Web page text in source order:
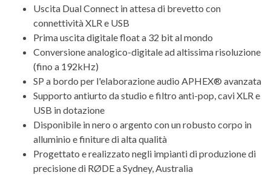
Uscita Dual Connect in attesa di brevetto con
connettività XLR e USB
Prima uscita digitale float a 32 bit al mondo
Conversione analogico-digitale ad altissima risoluzione
(fino a 192kHz)
SP a bordo per l'elaborazione audio APHEX® avanzata
Supporto antiurto da studio e filtro anti-pop, cavi XLR e
USB in dotazione
Disponibile in nero o argento con un robusto corpo in
alluminio e finiture di alta qualità
Progettato e realizzato negli impianti di produzione di
precisione di RØDE a Sydney, Australia